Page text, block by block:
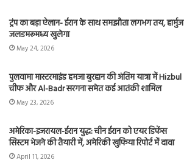
ट्रंप का बड़ा ऐलान- ईरान के साथ समझौता लगभग तय, हार्मुज
जलडमरूमध्य खुलेगा
May 24, 2026
पुलवामा मास्टरमाइंड हमजा बुरहान की अंतिम यात्रा में Hizbul
चीफ और Al-Badr सरगना समेत कई आतंकी शामिल
May 23, 2026
अमेरिका-इजरायल-ईरान युद्ध: चीन ईरान को एयर डिफेंस
सिस्टम भेजने की तैयारी में, अमेरिकी खुफिया रिपोर्ट में दावा
April 11, 2026